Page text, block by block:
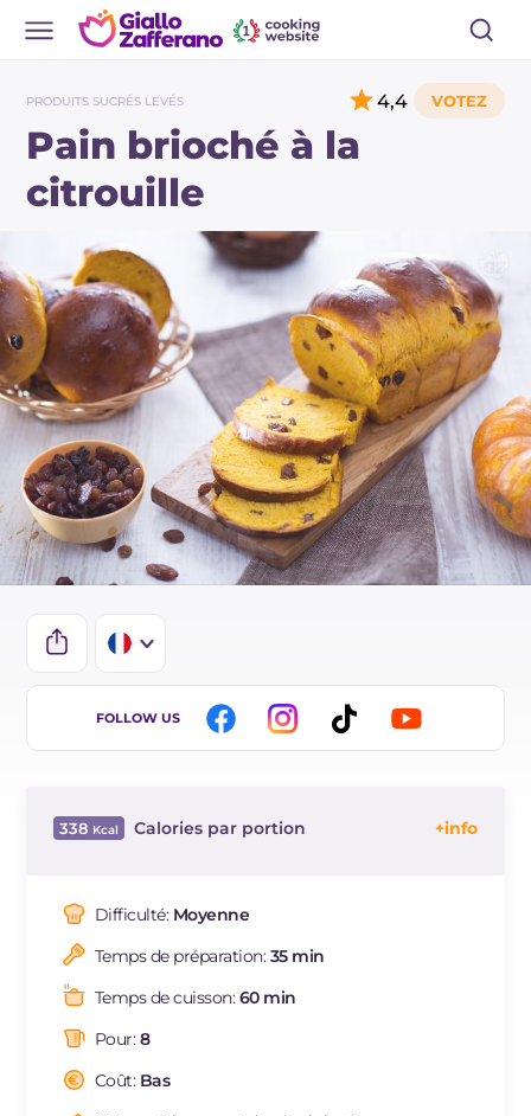
PRODUITS SUCRÉS LEVÉS
Pain brioché à la
citrouille
4,4
IT
ES
NL
FOLLOW US
338 Calories par portion
Dont sucres
Protéine
Graisses
Fibre
Cholestérol
Sodium
Difficulté: Moyenne
Temps de préparation:35 min
Temps de cuisson:60 min
Pour:8
Coût: Bas